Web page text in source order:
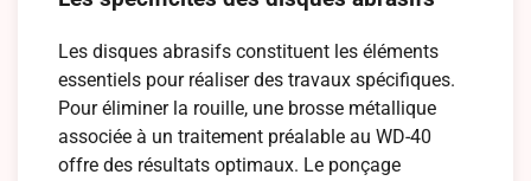
Les disques abrasifs constituent les éléments
essentiels pour réaliser des travaux spécifiques.
Pour éliminer la rouille, une brosse métallique
associée à un traitement préalable au WD-40
offre des résultats optimaux. Le ponçage